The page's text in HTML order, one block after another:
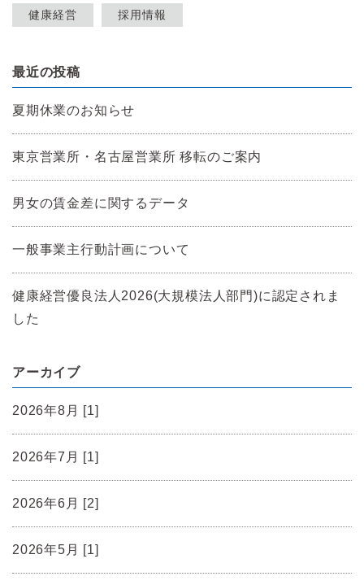
健康経営 採用情報
最近の投稿
夏期休業のお知らせ
東京営業所・名古屋営業所 移転のご案内
男女の賃金差に関するデータ
一般事業主行動計画について
健康経営優良法人2026(大規模法人部門)に認定されま
した
アーカイブ
2026年8月 [1]
2026年7月 [1]
2026年6月 [2]
2026年5月 [1]